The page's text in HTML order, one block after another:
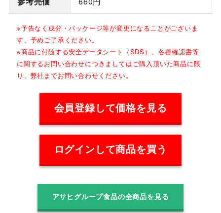
※予告なく成分・パッケージ等が変更になることがございま
す、予めご了承ください。
※商品に付随する安全データシート（SDS）、各種確認書等
に関するお問い合わせにつきましてはご購入頂いた商品に限
り、弊社までお問い合わせください。
会員登録して価格を見る
ログインして商品を買う
アサヒグループ食品の全商品を見る